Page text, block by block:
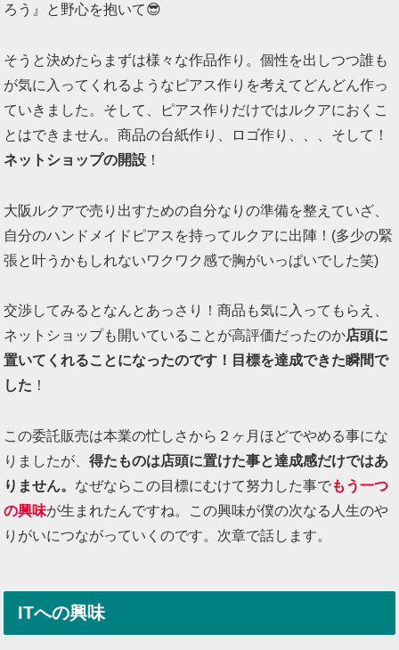
ろう』と野心を抱いて😎
そうと決めたらまずは様々な作品作り。個性を出しつつ誰も
が気に入ってくれるようなピアス作りを考えてどんどん作っ
ていきました。そして、ピアス作りだけではルクアにおくこ
とはできません。商品の台紙作り、ロゴ作り、、、そして！
ネットショップの開設 ！
大阪ルクアで売り出すための自分なりの準備を整えていざ、
自分のハンドメイドピアスを持ってルクアに出陣！(多少の緊
張と叶うかもしれないワクワク感で胸がいっぱいでした笑)
交渉してみるとなんとあっさり！商品も気に入ってもらえ、
ネットショップも開いていることが高評価だったのか店頭に
置いてくれることになったのです！目標を達成できた瞬間で
した ！
この委託販売は本業の忙しさから２ヶ月ほどでやめる事にな
りましたが、得たものは店頭に置けた事と達成感だけではあ
りません。 なぜならこの目標にむけて努力した事でもう一つ
の興味が生まれたんですね。この興味が僕の次なる人生のや
りがいにつながっていくのです。次章で話します。
ITへの興味